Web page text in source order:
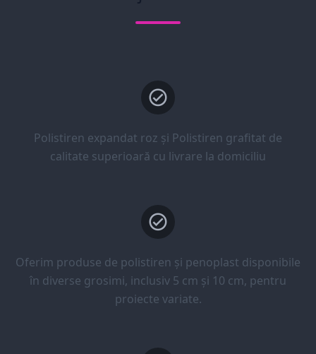
Polistiren expandat roz și Polistiren grafitat de
calitate superioară cu livrare la domiciliu
Oferim produse de polistiren și penoplast disponibile
în diverse grosimi, inclusiv 5 cm și 10 cm, pentru
proiecte variate.